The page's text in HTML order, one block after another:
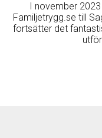
I november
Familjetrygg.se till
fortsätter det